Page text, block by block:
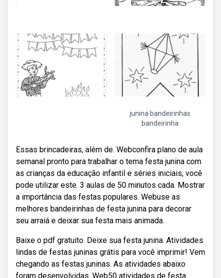
junina bandeirinhas
bandeirinha
Essas brincadeiras, além de. Webconfira plano de aula
semanal pronto para trabalhar o tema festa junina com
as crianças da educação infantil e séries iniciais, você
pode utilizar este. 3 aulas de 50 minutos cada. Mostrar
a importância das festas populares. Webuse as
melhores bandeirinhas de festa junina para decorar
seu arraiá e deixar sua festa mais animada.
Baixe o pdf gratuito. Deixe sua festa junina. Atividades
lindas de festas juninas grátis para você imprimir! Vem
chegando as festas juninas. As atividades abaixo
foram desenvolvidas. Web50 atividades de festa